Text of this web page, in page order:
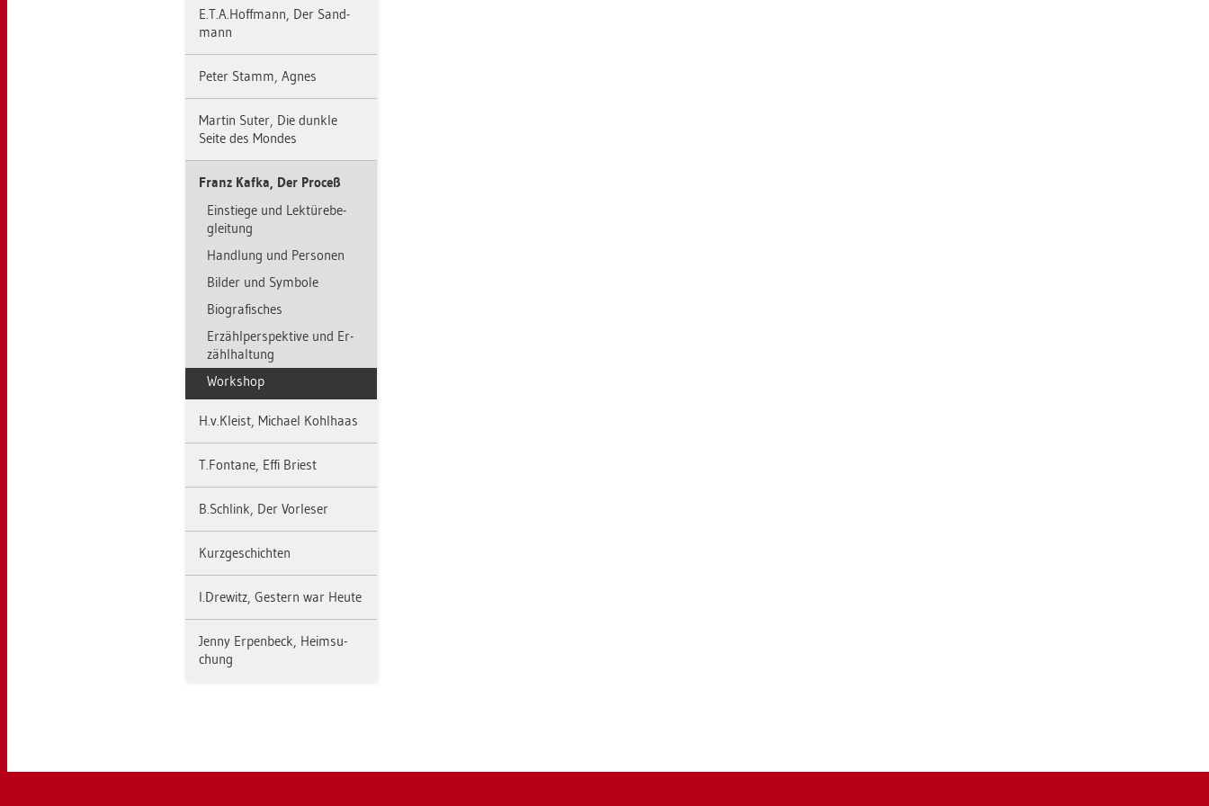
E.​T.​A.​Hoff­mann, Der Sand­
mann
Peter Stamm, Agnes
Mar­tin Suter, Die dunk­le
Seite des Mon­des
Franz Kafka, Der Pro­ceß
Ein­stie­ge und Lek­tü­re­be­
glei­tung
Hand­lung und Per­so­nen
Bil­der und Sym­bo­le
Bio­gra­fi­sches
Er­zähl­per­spek­ti­ve und Er­
zähl­hal­tung
Work­shop
H.​v.​Kleist, Mi­cha­el Kohl­haas
T.​Fon­ta­ne, Effi Briest
B.​Schlink, Der Vor­le­ser
Kurz­ge­schich­ten
I.​Dre­witz, Ges­tern war Heute
Jenny Er­pen­beck, Heim­su­
chung